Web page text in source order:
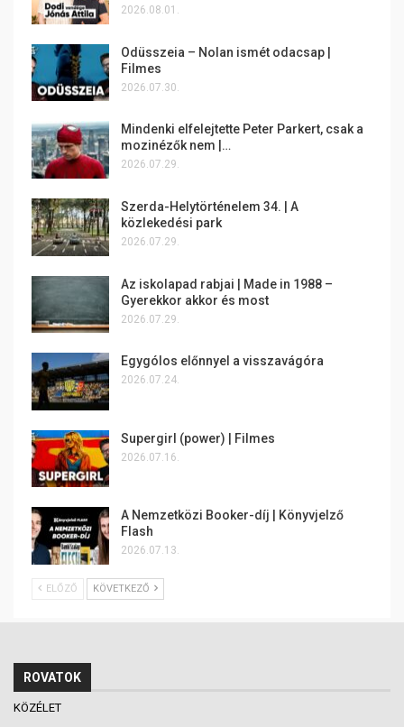
2026.08.01.
Odüsszeia – Nolan ismét odacsap |
Filmes
2026.07.30.
Mindenki elfelejtette Peter Parkert, csak a
mozinézők nem |…
2026.07.29.
Szerda-Helytörténelem 34. | A
közlekedési park
2026.07.29.
Az iskolapad rabjai | Made in 1988 –
Gyerekkor akkor és most
2026.07.29.
Egygólos előnnyel a visszavágóra
2026.07.24.
Supergirl (power) | Filmes
2026.07.16.
A Nemzetközi Booker-díj | Könyvjelző
Flash
2026.07.13.
ELŐZŐ KÖVETKEZŐ
ROVATOK
KÖZÉLET